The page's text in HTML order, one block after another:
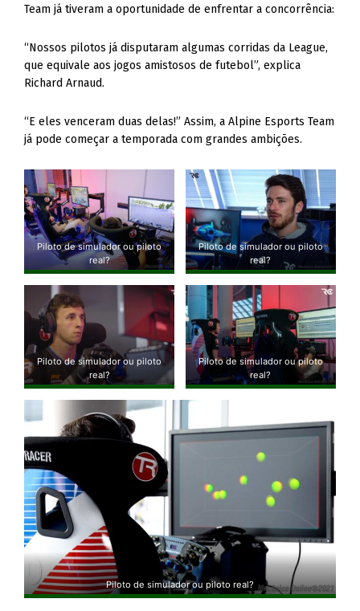
Team já tiveram a oportunidade de enfrentar a concorrência:
“Nossos pilotos já disputaram algumas corridas da League,
que equivale aos jogos amistosos de futebol”, explica
Richard Arnaud.
“E eles venceram duas delas!” Assim, a Alpine Esports Team
já pode começar a temporada com grandes ambições.
Piloto de simulador ou piloto
real?
Piloto de simulador ou piloto
real?
Piloto de simulador ou piloto
real?
Piloto de simulador ou piloto
real?
Piloto de simulador ou piloto real?